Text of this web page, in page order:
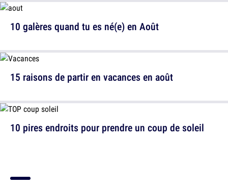
15 raisons de partir en vacances en août
10 galères quand tu es né(e) en Août
10 pires endroits pour prendre un coup de soleil